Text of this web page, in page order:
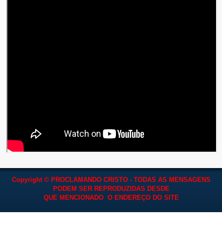
Copyright © PROCLAMANDO CRISTO - TODAS AS MENSAGENS
PODEM SER REPRODUZIDAS DESDE
QUE MENCIONADO O ENDEREÇO DO SITE